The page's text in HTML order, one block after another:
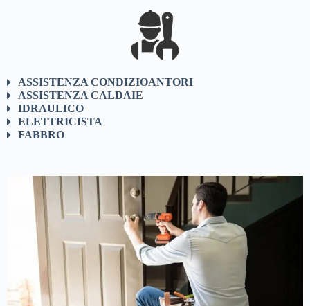
ASSISTENZA CONDIZIOANTORI
ASSISTENZA CALDAIE
IDRAULICO
ELETTRICISTA
FABBRO